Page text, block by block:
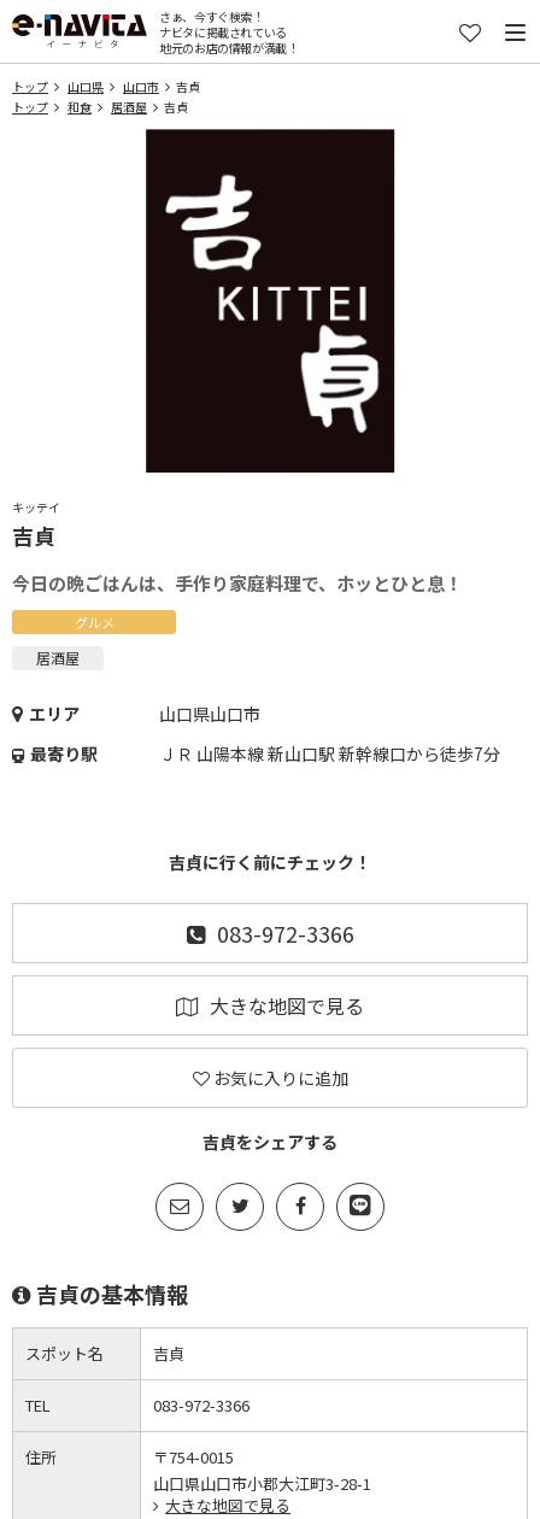
さぁ、今すぐ検索！
ナビタに掲載されている
地元のお店の情報が満載！
トップ 山口県 山口市
吉貞
トップ
和食 居酒屋 吉貞
キッテイ
吉貞
今日の晩ごはんは、手作り家庭料理で、ホッとひと息！
グルメ
居酒屋
エリア
山口県山口市
最寄り駅
ＪＲ 山陽本線 新山口駅 新幹線口から徒歩7分
吉貞に行く前にチェック！
083-972-3366
大きな地図で見る
お気に入りに追加
吉貞をシェアする
吉貞の基本情報
スポット名 吉貞
TEL 083-972-3366
住所
〒754-0015
山口県山口市小郡大江町3-28-1
大きな地図で見る